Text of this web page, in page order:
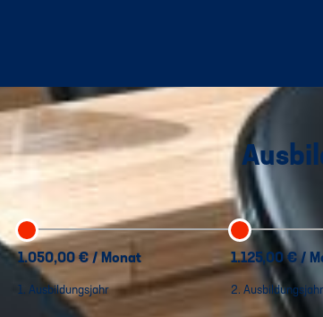
1.050,00 € / Monat
1. Ausbildungsjahr
1.125,00 € /
2. Ausbildungsjahr